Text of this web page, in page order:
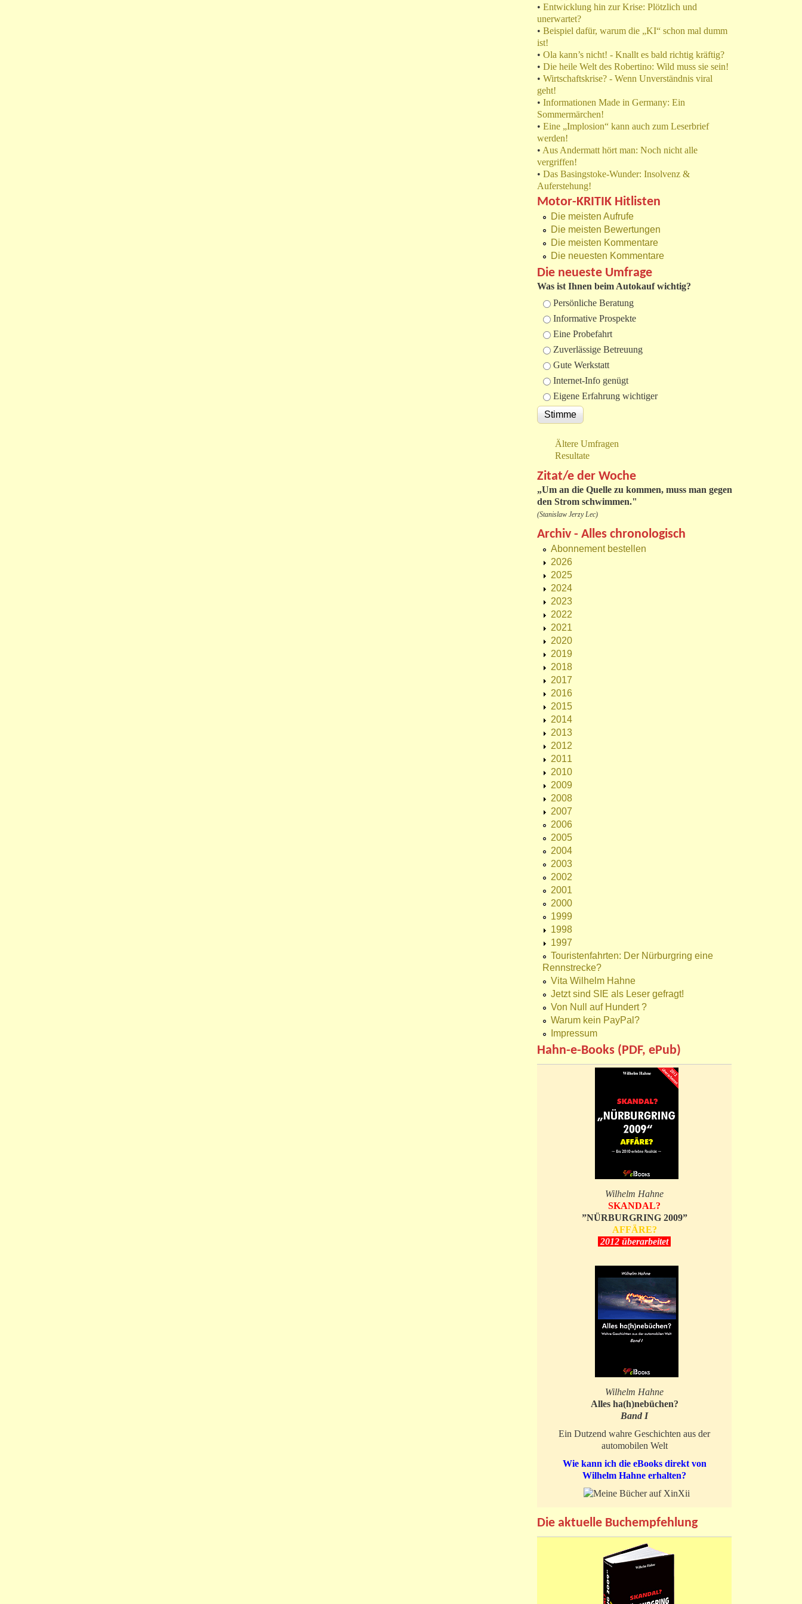
• Entwicklung hin zur Krise: Plötzlich und
unerwartet?
• Beispiel dafür, warum die „KI“ schon mal dumm
ist!
• Ola kann’s nicht! - Knallt es bald richtig kräftig?
• Die heile Welt des Robertino: Wild muss sie sein!
• Wirtschaftskrise? - Wenn Unverständnis viral
geht!
• Informationen Made in Germany: Ein
Sommermärchen!
• Eine „Implosion“ kann auch zum Leserbrief
werden!
• Aus Andermatt hört man: Noch nicht alle
vergriffen!
• Das Basingstoke-Wunder: Insolvenz &
Auferstehung!
Motor-KRITIK Hitlisten
Die meisten Aufrufe
Die meisten Bewertungen
Die meisten Kommentare
Die neuesten Kommentare
Die neueste Umfrage
Was ist Ihnen beim Autokauf wichtig?
Auswahlmöglichkeiten
Persönliche Beratung
Informative Prospekte
Eine Probefahrt
Zuverlässige Betreuung
Gute Werkstatt
Internet-Info genügt
Eigene Erfahrung wichtiger
Ältere Umfragen
Resultate
Zitat/e der Woche
„Um an die Quelle zu kommen, muss man gegen
den Strom schwimmen."
(Stanislaw Jerzy Lec)
Archiv - Alles chronologisch
Abonnement bestellen
2026
2025
2024
2023
2022
2021
2020
2019
2018
2017
2016
2015
2014
2013
2012
2011
2010
2009
2008
2007
2006
2005
2004
2003
2002
2001
2000
1999
1998
1997
Touristenfahrten: Der Nürburgring eine
Rennstrecke?
Vita Wilhelm Hahne
Jetzt sind SIE als Leser gefragt!
Von Null auf Hundert ?
Warum kein PayPal?
Impressum
Hahn-e-Books (PDF, ePub)
Wilhelm Hahne
SKANDAL?
”NÜRBURGRING 2009”
AFFÄRE?
2012 überarbeitet
Wilhelm Hahne
Alles ha(h)nebüchen?
Band I
Ein Dutzend wahre Geschichten aus der
automobilen Welt
Wie kann ich die eBooks direkt von
Wilhelm Hahne erhalten?
Die aktuelle Buchempfehlung